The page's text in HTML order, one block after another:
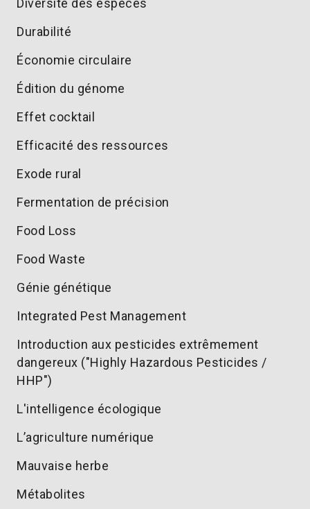
Diversité des espèces
Durabilité
Économie circulaire
Édition du génome
Effet cocktail
Efficacité des ressources
Exode rural
Fermentation de précision
Food Loss
Food Waste
Génie génétique
Integrated Pest Management
Introduction aux pesticides extrêmement
dangereux ("Highly Hazardous Pesticides /
HHP")
L'intelligence écologique
L’agriculture numérique
Mauvaise herbe
Métabolites